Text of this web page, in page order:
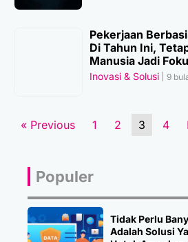
Pekerjaan
Di Tahun Ini,
Manusia Jadi
Inovasi & Solusi 9
« Previous 1 2 3 4
Populer
Tidak Perlu
Adalah Solusi